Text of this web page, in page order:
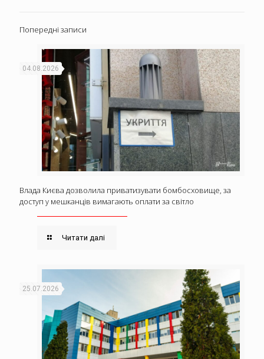
Попередні записи
04.08.2026
Влада Києва дозволила приватизувати бомбосховище, за
доступ у мешканців вимагають оплати за світло
Читати далі
25.07.2026